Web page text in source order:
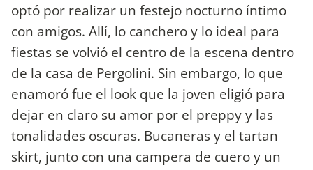
optó por realizar un festejo nocturno íntimo
con amigos. Allí, lo canchero y lo ideal para
fiestas se volvió el centro de la escena dentro
de la casa de Pergolini. Sin embargo, lo que
enamoró fue el look que la joven eligió para
dejar en claro su amor por el preppy y las
tonalidades oscuras. Bucaneras y el tartan
skirt, junto con una campera de cuero y un